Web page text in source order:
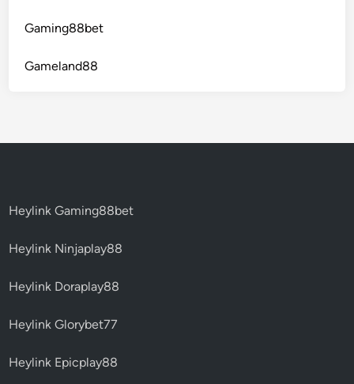
Gaming88bet
Gameland88
Heylink Gaming88bet
Heylink Ninjaplay88
Heylink Doraplay88
Heylink Glorybet77
Heylink Epicplay88